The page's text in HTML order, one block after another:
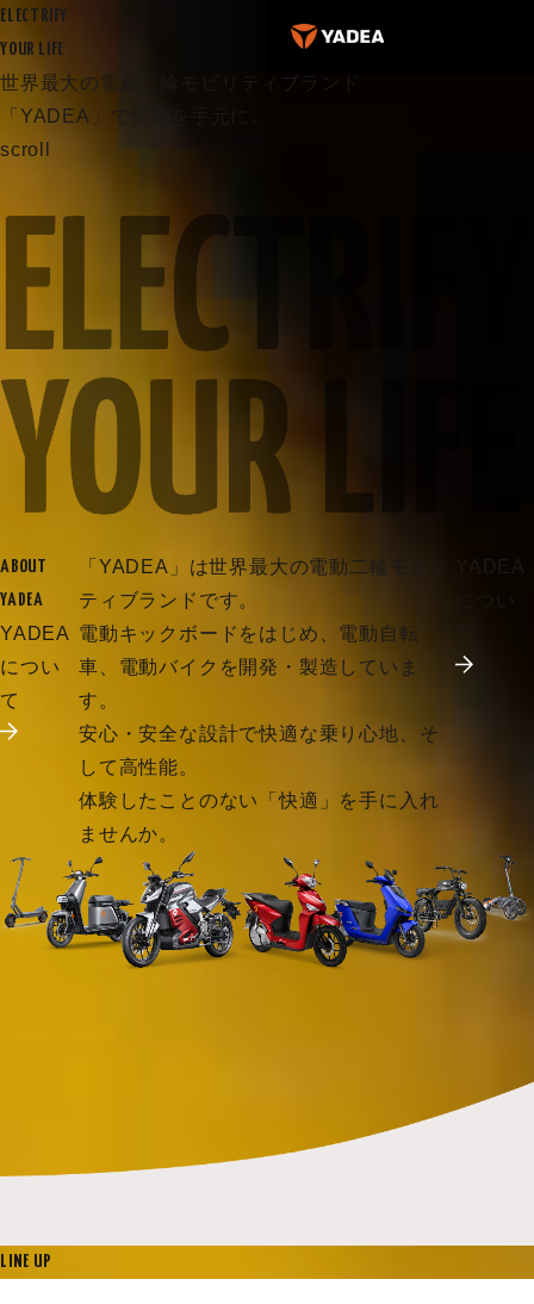
ELECTRIFY
YOUR LIFE
世界最大の電動二輪モビリティブランド
「YADEA」で快適を手元に。
scroll
ABOUT
YADEA
YADEA
につい
て
「YADEA」は世界最大の電動二輪モビリ
ティブランドです。
電動キックボードをはじめ、電動自転
車、電動バイクを開発・製造していま
す。
安心・安全な設計で快適な乗り心地、そ
して高性能。
体験したことのない「快適」を手に入れ
ませんか。
YADEA
LINE UP